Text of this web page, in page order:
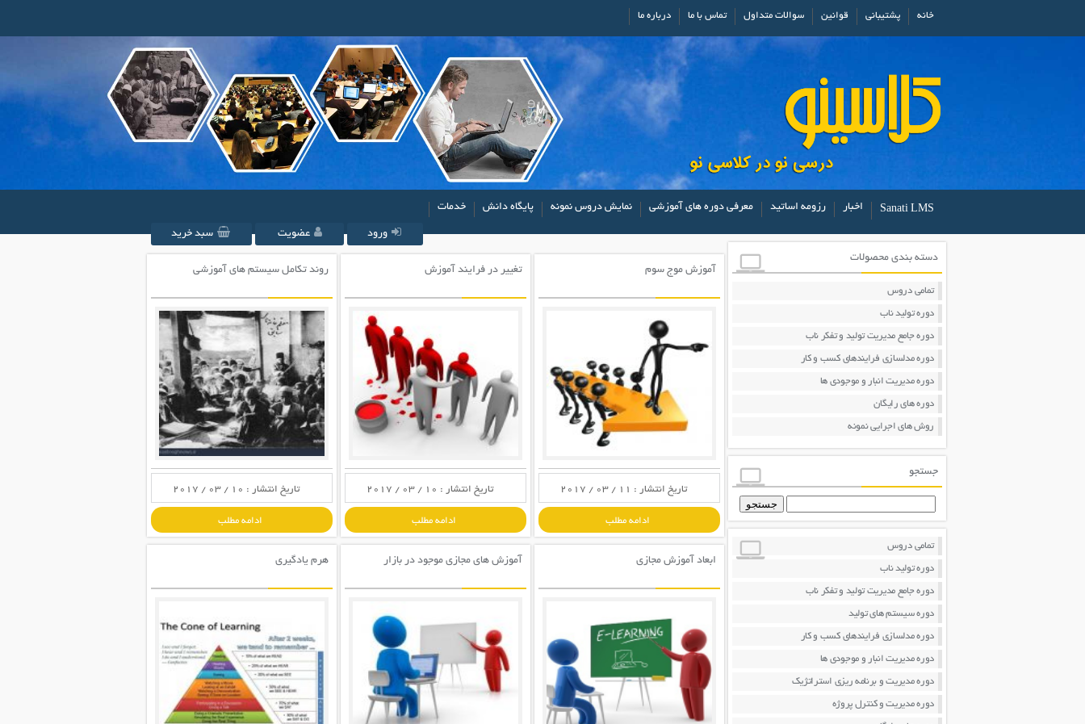
خانه پشتیبانی قوانین سوالات متداول تماس با ما درباره ما
Sanati LMS اخبار رزومه اساتید معرفی دوره های آموزشی نمایش دروس نمونه پایگاه دانش خدمات
ورود عضویت سبد خرید
دسته بندی محصولات
تمامی دروس
دوره تولید ناب
دوره جامع مدیریت تولید و تفکر ناب
دوره مدلسازی فرایندهای کسب و کار
دوره مدیریت انبار و موجودی ها
دوره های رایگان
روش های اجرایی نمونه
جستجو
جستجو
تمامی دروس
دوره تولید ناب
دوره جامع مدیریت تولید و تفکر ناب
دوره سیستم های تولید
دوره مدلسازی فرایندهای کسب و کار
دوره مدیریت انبار و موجودی ها
دوره مدیریت و برنامه ریزی استراتژیک
دوره مدیریت و کنترل پروژه
آموزش موج سوم
تاریخ انتشار : 11 / 03 / 2017
ادامه مطلب
تغییر در فرایند آموزش
تاریخ انتشار : 10 / 03 / 2017
ادامه مطلب
روند تکامل سیستم های آموزشی
تاریخ انتشار : 10 / 03 / 2017
ادامه مطلب
ابعاد آموزش مجازی آموزش های مجازی موجود در بازار هرم یادگیری